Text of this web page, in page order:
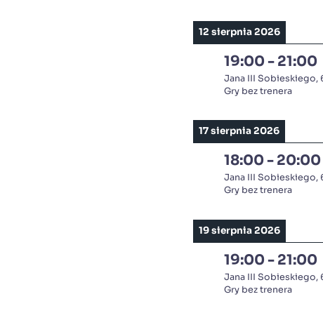
12 sierpnia 2026
19:00 - 21:00
Jana III Sobieskiego,
Gry bez trenera
17 sierpnia 2026
18:00 - 20:00
Jana III Sobieskiego,
Gry bez trenera
19 sierpnia 2026
19:00 - 21:00
Jana III Sobieskiego,
Gry bez trenera